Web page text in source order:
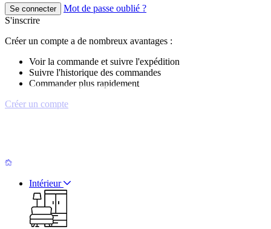
Se connecter
Mot de passe oublié ?
S'inscrire
Créer un compte a de nombreux avantages :
Voir la commande et suivre l'expédition
Suivre l'historique des commandes
Commander plus rapidement
Créer un compte
Intérieur